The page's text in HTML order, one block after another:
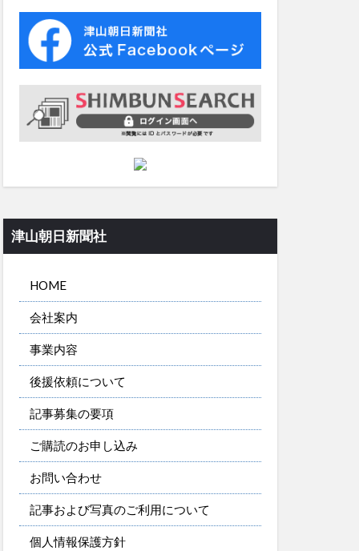
津山朝日新聞社
HOME
会社案内
事業内容
後援依頼について
記事募集の要項
ご購読のお申し込み
お問い合わせ
記事および写真のご利用について
個人情報保護方針